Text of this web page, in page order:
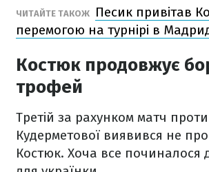
ЧИТАЙТЕ ТАКОЖ
Песик привітав
перемогою на турнірі в
Костюк продовжує
трофей
Третій за рахунком матч проти
Кудерметової виявився не
Костюк. Хоча все починалося